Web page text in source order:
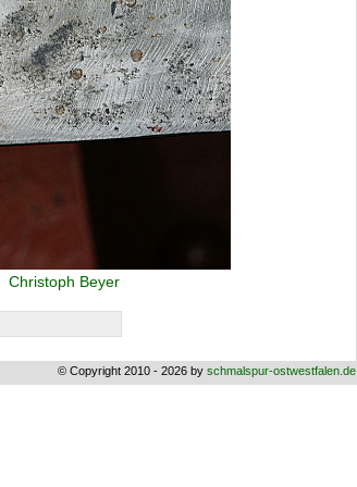
Christoph Beyer
© Copyright 2010 - 2026 by schmalspur-ostwestfalen.de